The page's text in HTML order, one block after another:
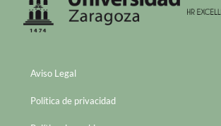
Aviso Legal
Política de privacidad